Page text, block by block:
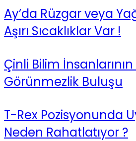
Ay’da Rüzgar veya
Aşırı Sıcaklıklar Var !
Çinli Bilim İnsanlarının
Görünmezlik Buluşu
T-Rex Pozisyonunda
Neden Rahatlatıyor ?